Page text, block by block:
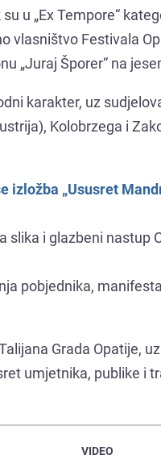
u „Ex Tempore“
vlasništvo Festivala
„Juraj Šporer“ na
karakter, uz
Kolobrzega i
izložba „Ususret
slika i glazbeni nastup
pobjednika,
Grada Opatije,
umjetnika, publike i
VIDEO